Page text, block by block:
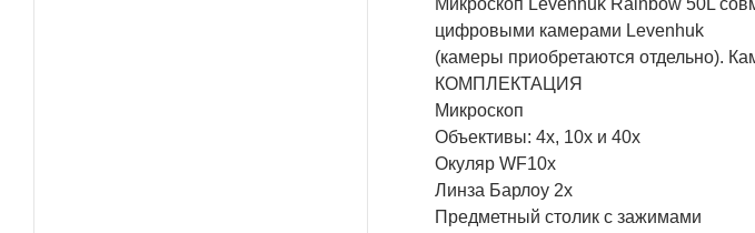
Микроскоп Levenhuk Rainbow 50L
цифровыми камерами Levenhuk
(камеры приобретаются отдельно).
КОМПЛЕКТАЦИЯ
Микроскоп
Объективы: 4х, 10х и 40х
Окуляр WF10х
Линза Барлоу 2x
Предметный столик с зажимами